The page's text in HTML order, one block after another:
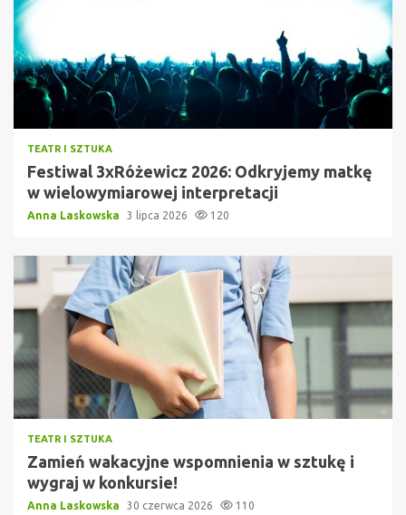
TEATR I SZTUKA
Festiwal 3xRóżewicz 2026: Odkryjemy matkę
w wielowymiarowej interpretacji
Anna Laskowska 3 lipca 2026 120
TEATR I SZTUKA
Zamień wakacyjne wspomnienia w sztukę i
wygraj w konkursie!
Anna Laskowska 30 czerwca 2026 110